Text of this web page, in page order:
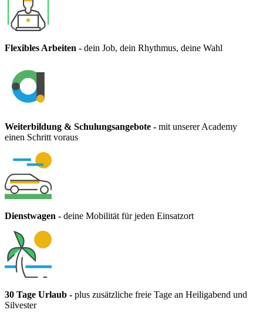
Flexibles Arbeiten - dein Job, dein Rhythmus, deine Wahl
Weiterbildung & Schulungsangebote - mit unserer Academy
einen Schritt voraus
Dienstwagen - deine Mobilität für jeden Einsatzort
30 Tage Urlaub - plus zusätzliche freie Tage an Heiligabend und
Silvester